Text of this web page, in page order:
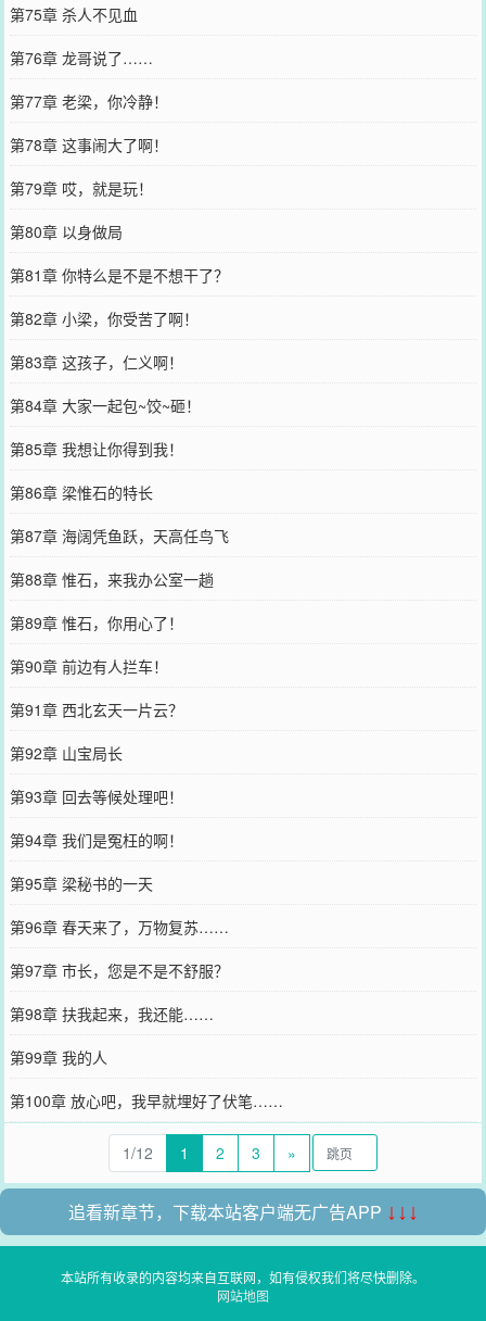
第75章 杀人不见血
第76章 龙哥说了……
第77章 老梁，你冷静！
第78章 这事闹大了啊！
第79章 哎，就是玩！
第80章 以身做局
第81章 你特么是不是不想干了？
第82章 小梁，你受苦了啊！
第83章 这孩子，仁义啊！
第84章 大家一起包~饺~砸！
第85章 我想让你得到我！
第86章 梁惟石的特长
第87章 海阔凭鱼跃，天高任鸟飞
第88章 惟石，来我办公室一趟
第89章 惟石，你用心了！
第90章 前边有人拦车！
第91章 西北玄天一片云？
第92章 山宝局长
第93章 回去等候处理吧！
第94章 我们是冤枉的啊！
第95章 梁秘书的一天
第96章 春天来了，万物复苏……
第97章 市长，您是不是不舒服？
第98章 扶我起来，我还能……
第99章 我的人
第100章 放心吧，我早就埋好了伏笔……
1/12 1 2 3 »
追看新章节，下载本站客户端无广告APP ↓↓↓
本站所有收录的内容均来自互联网，如有侵权我们将尽快删除。
网站地图